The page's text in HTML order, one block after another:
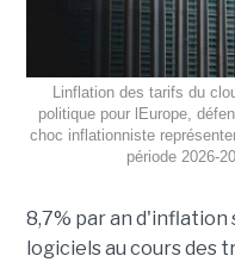
Linflation des tarifs du
politique pour lEurope,
choc inflationniste
période 2026-
8,7% par an d'inflation
logiciels au cours des